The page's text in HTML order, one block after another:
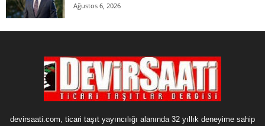
Ağustos 6, 2026
devirsaati.com, ticari taşıt yayıncılığı alanında 32 yıllık deneyime sahip